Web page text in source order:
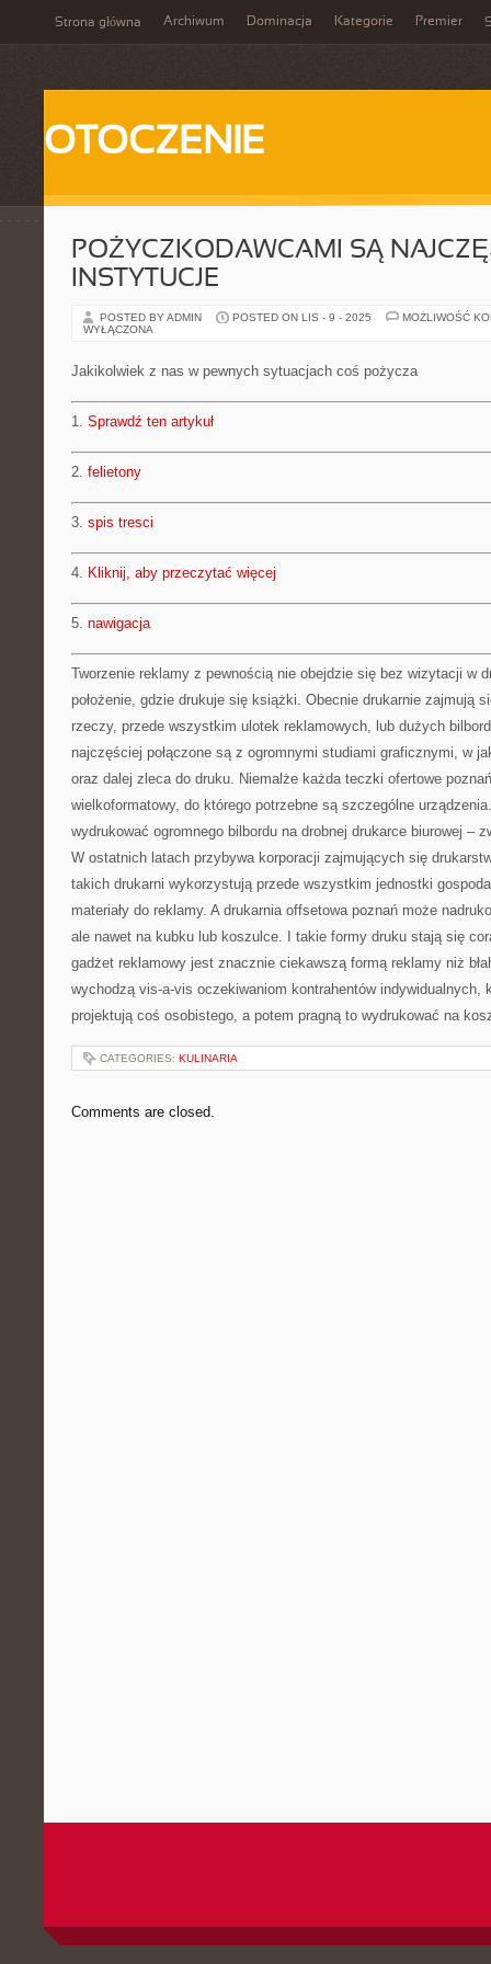
Strona główna Archiwum Dominacja Kategorie Premier
OTOCZENIE
POŻYCZKODAWCAMI SĄ
INSTYTUCJE
POSTED BY ADMIN POSTED ON LIS - 9 - 2025
MOŻLIWOŚĆ
WYŁĄCZONA
Jakikolwiek z nas w pewnych sytuacjach coś pożycza
1. Sprawdź ten artykuł
2. felietony
3. spis tresci
4. Kliknij, aby przeczytać więcej
5. nawigacja
Tworzenie reklamy z pewnością nie obejdzie się bez wizytacji w
położenie, gdzie drukuje się książki. Obecnie drukarnie zajmują
rzeczy, przede wszystkim ulotek reklamowych, lub dużych
najczęściej połączone są z ogromnymi studiami graficznymi, w
oraz dalej zleca do druku. Niemalże każda teczki ofertowe
wielkoformatowy, do którego potrzebne są szczególne
wydrukować ogromnego bilbordu na drobnej drukarce biurowej –
W ostatnich latach przybywa korporacji zajmujących się
takich drukarni wykorzystują przede wszystkim jednostki
materiały do reklamy. A drukarnia offsetowa poznań może
ale nawet na kubku lub koszulce. I takie formy druku stają się
gadżet reklamowy jest znacznie ciekawszą formą reklamy niż
wychodzą vis-a-vis oczekiwaniom kontrahentów indywidualnych,
projektują coś osobistego, a potem pragną to wydrukować na
CATEGORIES: KULINARIA
Comments are closed.